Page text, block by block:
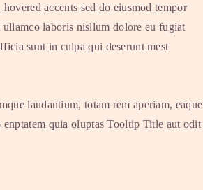
accents sed do eiusmod tempor
laboris nisllum dolore eu fugiat
sunt in culpa qui deserunt mest
laudantium, totam rem aperiam, eaque
enptatem quia oluptas Tooltip Title aut odit